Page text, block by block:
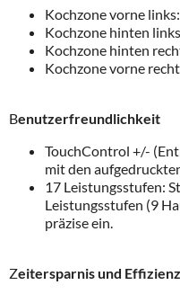
Kochzone vorne
Kochzone hinten
Kochzone hinten
Kochzone vorne
Benutzerfreundlichkeit
TouchControl +/-
mit den
17 Leistungsstufen:
Leistungsstufen (9
präzise ein.
Zeitersparnis und Effizienz